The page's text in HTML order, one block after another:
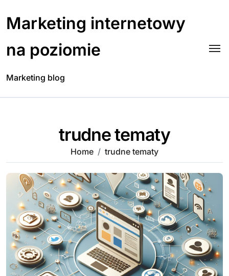
content
Marketing internetowy
na poziomie
Marketing blog
trudne tematy
Home trudne tematy